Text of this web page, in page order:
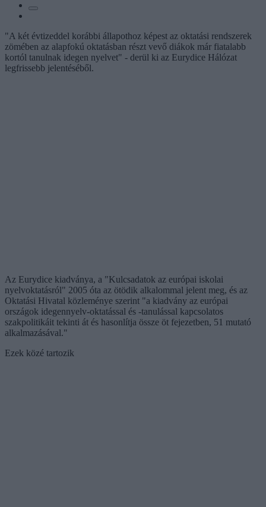
"A két évtizeddel korábbi állapothoz képest az oktatási rendszerek
zömében az alapfokú oktatásban részt vevő diákok már fiatalabb
kortól tanulnak idegen nyelvet" - derül ki az Eurydice Hálózat
legfrissebb jelentéséből.
Az Eurydice kiadványa, a "Kulcsadatok az európai iskolai
nyelvoktatásról" 2005 óta az ötödik alkalommal jelent meg, és az
Oktatási Hivatal közleménye szerint "a kiadvány az európai
országok idegennyelv-oktatással és -tanulással kapcsolatos
szakpolitikáit tekinti át és hasonlítja össze öt fejezetben, 51 mutató
alkalmazásával."
Ezek közé tartozik